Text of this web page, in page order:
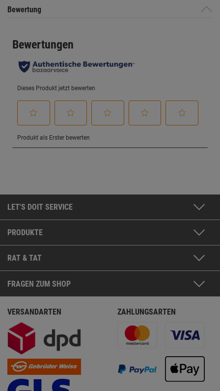
Bewertung
LET'S DOIT SERVICE
PRODUKTE
RAT & TAT
FRAGEN ZUM SHOP
VERSANDARTEN ZAHLUNGSARTEN